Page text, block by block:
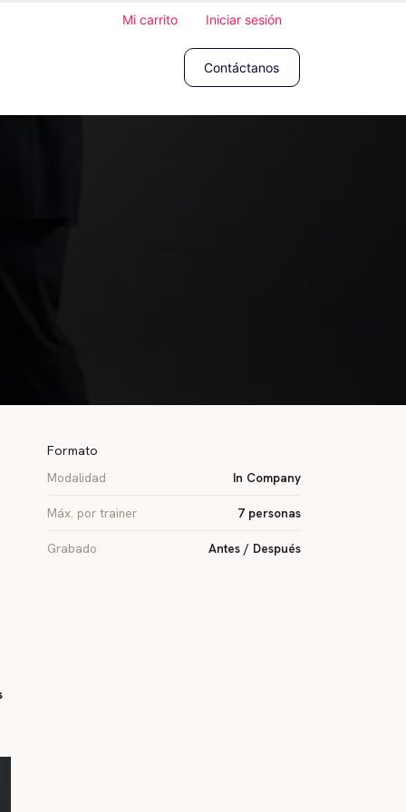
Mi carrito Iniciar sesión
Contáctanos
Formato
Modalidad
In Company
Máx. por trainer 7 personas
Grabado Antes / Después